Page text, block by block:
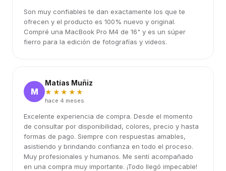
Son muy confiables te dan exactamente los que te
ofrecen y el producto es 100% nuevo y original.
Compré una MacBook Pro M4 de 16" y es un súper
fierro para la edición de fotografías y videos.
M
Matías Muñiz
★★★★★
hace 4 meses
Excelente experiencia de compra. Desde el momento
de consultar por disponibilidad, colores, precio y hasta
formas de pago. Siempre con respuestas amables,
asistiendo y brindando confianza en todo el proceso.
Muy profesionales y humanos. Me sentí acompañado
en una compra muy importante. ¡Todo llegó impecable!